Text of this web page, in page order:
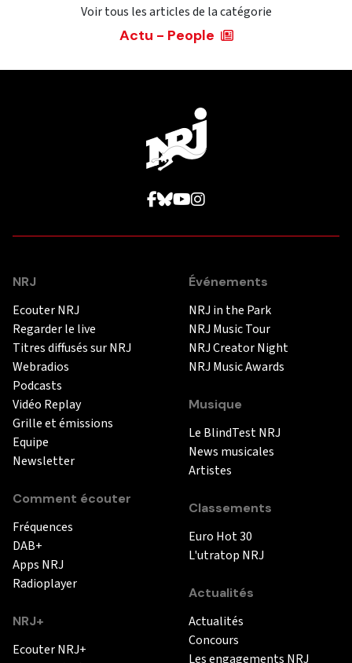
Voir tous les articles de la catégorie
Actu - People
NRJ
Ecouter NRJ
Regarder le live
Titres diffusés sur NRJ
Webradios
Podcasts
Vidéo Replay
Grille et émissions
Equipe
Newsletter
Comment écouter
Fréquences
DAB+
Apps NRJ
Radioplayer
NRJ+
Ecouter NRJ+
Événements
NRJ in the Park
NRJ Music Tour
NRJ Creator Night
NRJ Music Awards
Musique
Le BlindTest NRJ
News musicales
Artistes
Classements
Euro Hot 30
L'utratop NRJ
Actualités
Actualités
Concours
Les engagements NRJ